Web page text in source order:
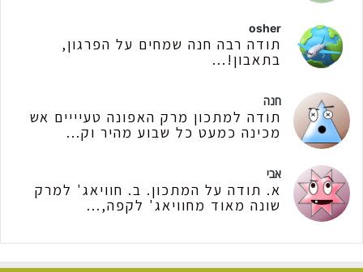
osher
תודה רבה חנה שמחים על הפרגון,
בתאבון!...
חנה
תודה למתכון מרק האפונה טעיייים אש
מכינה כמעט כל שבוע מהיר וק...
אבי
א. תודה על המתכון. ב. חוויאג' למרק
שונה מאוד מחוויאג' לקפה,...